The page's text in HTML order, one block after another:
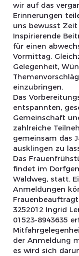
wir auf das
Erinnerungen
uns bewusst
Inspirierende
für einen
Vormittag.
Gelegenheit,
einzubringen.
Das
entspannten,
Gemeinschaft
zahlreiche
gemeinsam das
ausklingen zu
Das
findet im
Waldweg, statt.
Anmeldungen
3252012 Ingrid
01523-8943635
der Anmeldung
es wird sich